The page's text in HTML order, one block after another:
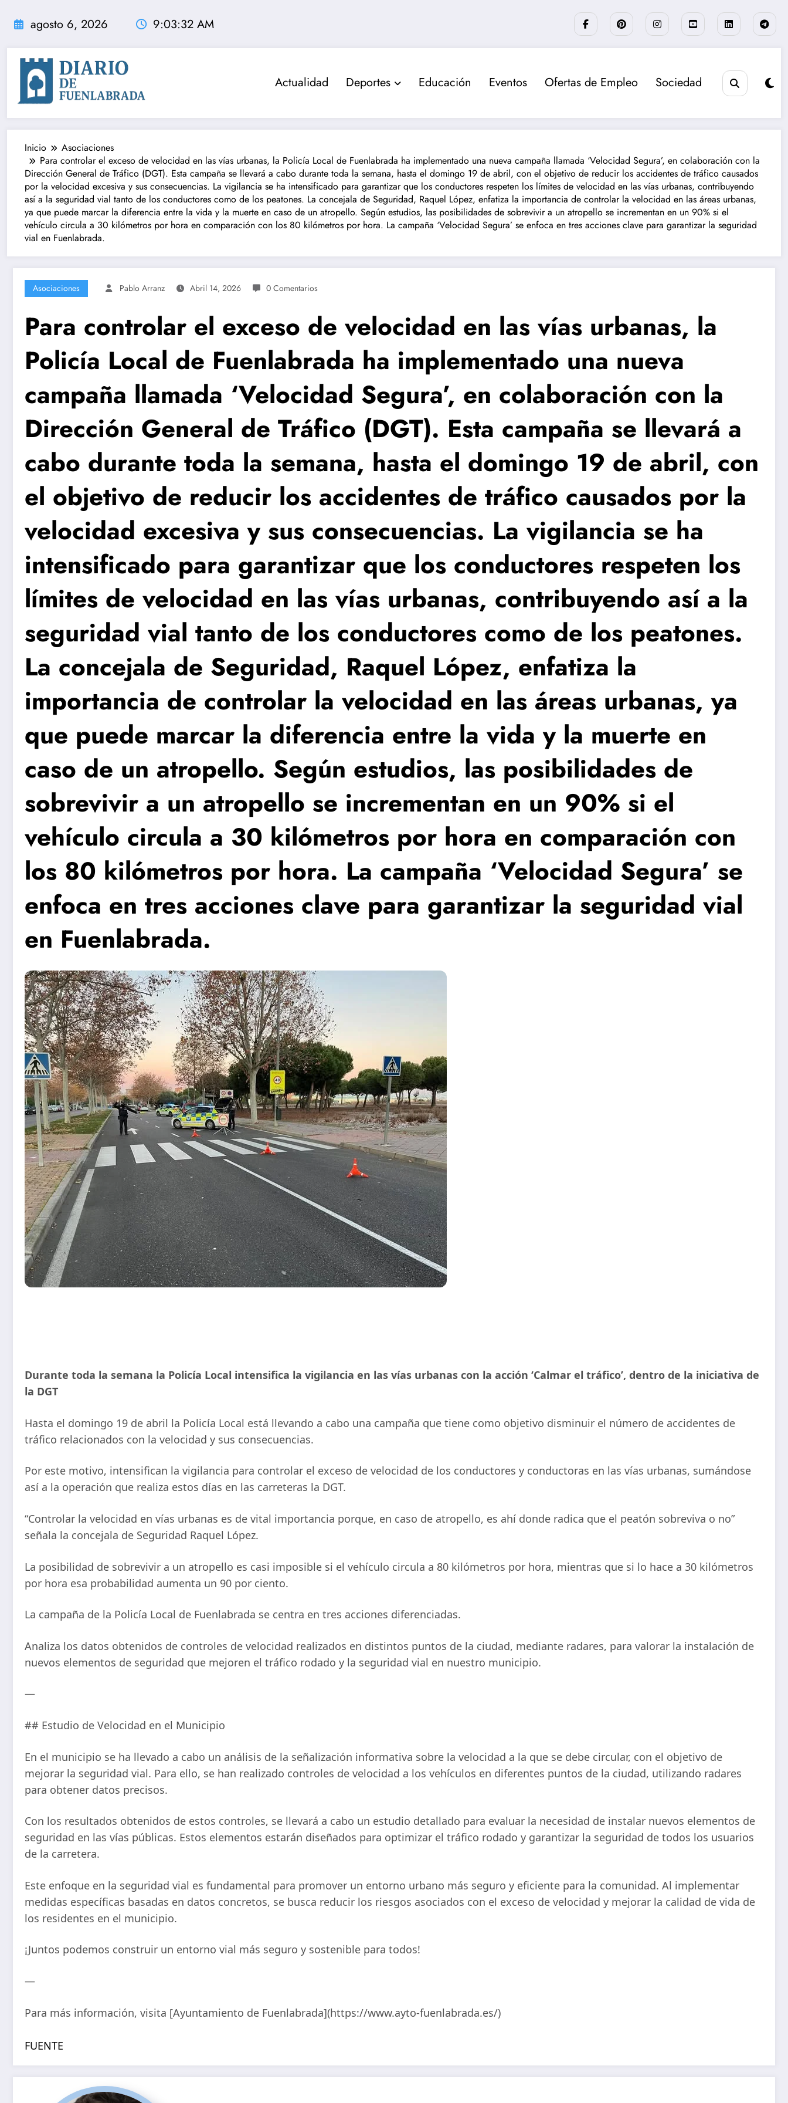
agosto 6, 2026 9:03:33 AM
Actualidad Deportes Educación Eventos Ofertas de Empleo Sociedad
Inicio
Asociaciones
Para controlar el exceso de velocidad en las vías urbanas, la Policía Local de Fuenlabrada ha implementado una nueva campaña llamada ‘Velocidad Segura’, en colaboración con la
Dirección General de Tráfico (DGT). Esta campaña se llevará a cabo durante toda la semana, hasta el domingo 19 de abril, con el objetivo de reducir los accidentes de tráfico causados
por la velocidad excesiva y sus consecuencias. La vigilancia se ha intensificado para garantizar que los conductores respeten los límites de velocidad en las vías urbanas, contribuyendo
así a la seguridad vial tanto de los conductores como de los peatones. La concejala de Seguridad, Raquel López, enfatiza la importancia de controlar la velocidad en las áreas urbanas,
ya que puede marcar la diferencia entre la vida y la muerte en caso de un atropello. Según estudios, las posibilidades de sobrevivir a un atropello se incrementan en un 90% si el
vehículo circula a 30 kilómetros por hora en comparación con los 80 kilómetros por hora. La campaña ‘Velocidad Segura’ se enfoca en tres acciones clave para garantizar la seguridad
vial en Fuenlabrada.
Asociaciones Pablo Arranz Abril 14, 2026 0 Comentarios
Para controlar el exceso de velocidad en las vías urbanas, la
Policía Local de Fuenlabrada ha implementado una nueva
campaña llamada ‘Velocidad Segura’, en colaboración con la
Dirección General de Tráfico (DGT). Esta campaña se llevará a
cabo durante toda la semana, hasta el domingo 19 de abril, con
el objetivo de reducir los accidentes de tráfico causados por la
velocidad excesiva y sus consecuencias. La vigilancia se ha
intensificado para garantizar que los conductores respeten los
límites de velocidad en las vías urbanas, contribuyendo así a la
seguridad vial tanto de los conductores como de los peatones.
La concejala de Seguridad, Raquel López, enfatiza la
importancia de controlar la velocidad en las áreas urbanas, ya
que puede marcar la diferencia entre la vida y la muerte en
caso de un atropello. Según estudios, las posibilidades de
sobrevivir a un atropello se incrementan en un 90% si el
vehículo circula a 30 kilómetros por hora en comparación con
los 80 kilómetros por hora. La campaña ‘Velocidad Segura’ se
enfoca en tres acciones clave para garantizar la seguridad vial
en Fuenlabrada.
Durante toda la semana la Policía Local intensifica la vigilancia en las vías urbanas con la acción ‘Calmar el tráfico’, dentro de la iniciativa de
la DGT
Hasta el domingo 19 de abril la Policía Local está llevando a cabo una campaña que tiene como objetivo disminuir el número de accidentes de
tráfico relacionados con la velocidad y sus consecuencias.
Por este motivo, intensifican la vigilancia para controlar el exceso de velocidad de los conductores y conductoras en las vías urbanas, sumándose
así a la operación que realiza estos días en las carreteras la DGT.
“Controlar la velocidad en vías urbanas es de vital importancia porque, en caso de atropello, es ahí donde radica que el peatón sobreviva o no”
señala la concejala de Seguridad Raquel López.
La posibilidad de sobrevivir a un atropello es casi imposible si el vehículo circula a 80 kilómetros por hora, mientras que si lo hace a 30 kilómetros
por hora esa probabilidad aumenta un 90 por ciento.
La campaña de la Policía Local de Fuenlabrada se centra en tres acciones diferenciadas.
Analiza los datos obtenidos de controles de velocidad realizados en distintos puntos de la ciudad, mediante radares, para valorar la instalación de
nuevos elementos de seguridad que mejoren el tráfico rodado y la seguridad vial en nuestro municipio.
—
## Estudio de Velocidad en el Municipio
En el municipio se ha llevado a cabo un análisis de la señalización informativa sobre la velocidad a la que se debe circular, con el objetivo de
mejorar la seguridad vial. Para ello, se han realizado controles de velocidad a los vehículos en diferentes puntos de la ciudad, utilizando radares
para obtener datos precisos.
Con los resultados obtenidos de estos controles, se llevará a cabo un estudio detallado para evaluar la necesidad de instalar nuevos elementos de
seguridad en las vías públicas. Estos elementos estarán diseñados para optimizar el tráfico rodado y garantizar la seguridad de todos los usuarios
de la carretera.
Este enfoque en la seguridad vial es fundamental para promover un entorno urbano más seguro y eficiente para la comunidad. Al implementar
medidas específicas basadas en datos concretos, se busca reducir los riesgos asociados con el exceso de velocidad y mejorar la calidad de vida de
los residentes en el municipio.
¡Juntos podemos construir un entorno vial más seguro y sostenible para todos!
—
Para más información, visita [Ayuntamiento de Fuenlabrada](https://www.ayto-fuenlabrada.es/)
FUENTE